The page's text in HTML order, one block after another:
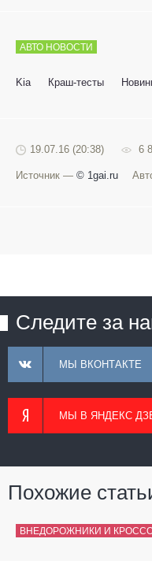
АВТО НОВОСТИ
Kia Краш-тесты
19.07.16 (20:38) 6
Источник — © 1gai.ru
Следите за
МЫ ВКОНТАКТЕ
МЫ В ЯНДЕКС
Похожие
ВНЕДОРОЖНИКИ И